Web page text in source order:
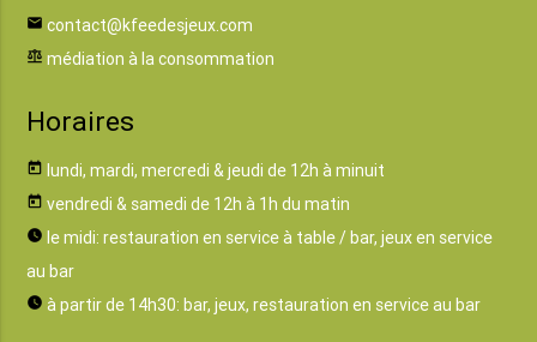
email contact@kfeedesjeux.com
balance médiation à la consommation
Horaires
today lundi, mardi, mercredi & jeudi de 12h à minuit
today vendredi & samedi de 12h à 1h du matin
watch_later le midi: restauration en service à table / bar, jeux en service
au bar
watch_later à partir de 14h30: bar, jeux, restauration en service au bar